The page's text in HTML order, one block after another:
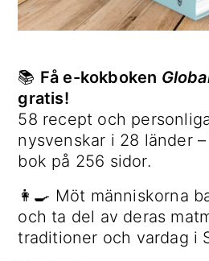
📚 Få e-kokboken
gratis!
58 recept och
nysvenskar i 28 länder
bok på 256 sidor.
👩‍🍳 Möt människorna
och ta del av deras
traditioner och vardag i